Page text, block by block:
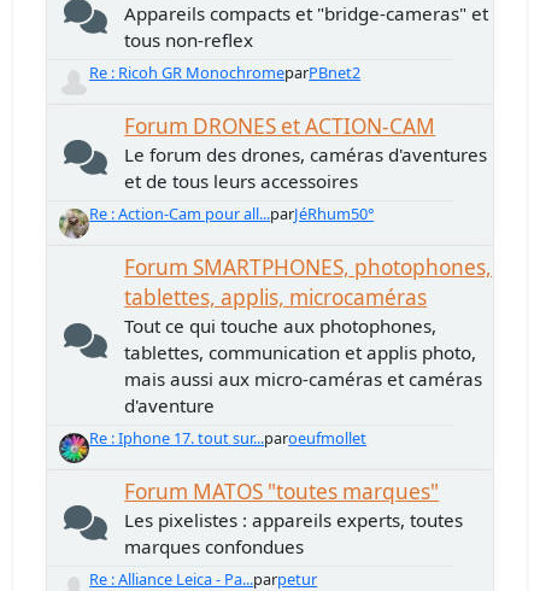
Appareils compacts et "bridge-cameras" et
tous non-reflex
Re : Ricoh GR MonochromeparPBnet2
Forum DRONES et ACTION-CAM
Le forum des drones, caméras d'aventures
et de tous leurs accessoires
Re : Action-Cam pour all...parJéRhum50°
Forum SMARTPHONES, photophones,
tablettes, applis, microcaméras
Tout ce qui touche aux photophones,
tablettes, communication et applis photo,
mais aussi aux micro-caméras et caméras
d'aventure
Re : Iphone 17. tout sur...paroeufmollet
Forum MATOS "toutes marques"
Les pixelistes : appareils experts, toutes
marques confondues
Re : Alliance Leica - Pa...parpetur